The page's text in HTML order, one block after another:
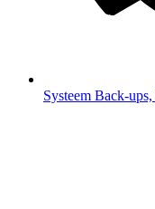
Systeem Back-